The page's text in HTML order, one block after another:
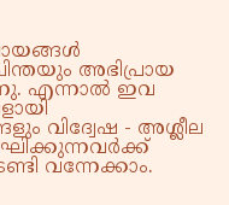
അഭിപ്രായ
എന്നാൽ ഇവ
വിദ്വേഷ - അശ്ലീല
വന്നേക്കാം.